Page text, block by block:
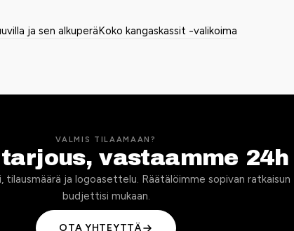
ja sen alkuperäKoko kangaskassit -valikoima
VALMIS TILAAMAAN?
vastaamme 24h
tilausmäärä ja logoasettelu. Räätälöimme sopivan ratkaisun
budjettisi mukaan.
OTA YHTEYTTÄ